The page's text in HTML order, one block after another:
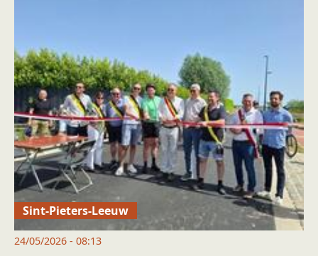
Sint-Pieters-Leeuw
24/05/2026 - 08:13